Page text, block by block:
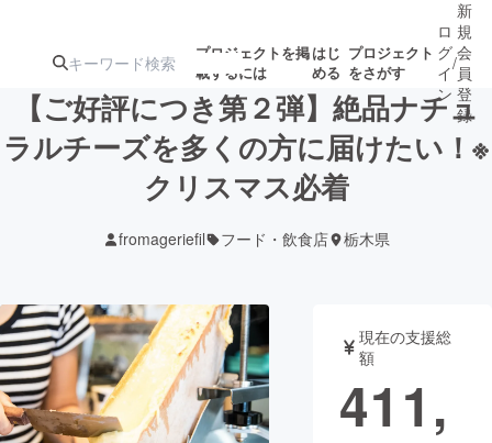
プロジェクトを掲
載するには
はじ
める
プロジェクト
をさがす
注目のリ 注目の新着プロ 募集終了が近いプ
テクノロジー・ガジェット
映像・映画 書籍・雑誌
ロ
グ
イ
ン
/
新
規
会
員
登
録
【ご好評につき第２弾】絶品ナチュ
ラルチーズを多くの方に届けたい！※
クリスマス必着
fromageriefil フード・飲食店 栃木県
現在の支援総
額
411,